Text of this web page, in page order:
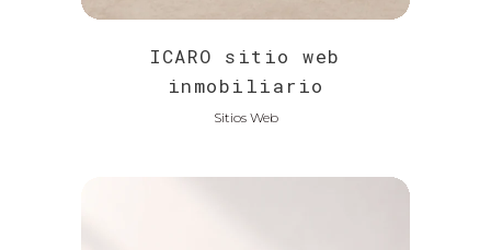
ICARO sitio web
inmobiliario
Sitios Web